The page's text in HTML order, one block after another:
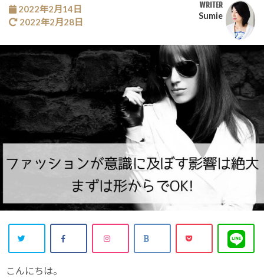
2022年2月14日
2022年2月28日
WRITER
Sumie
こんにちは。